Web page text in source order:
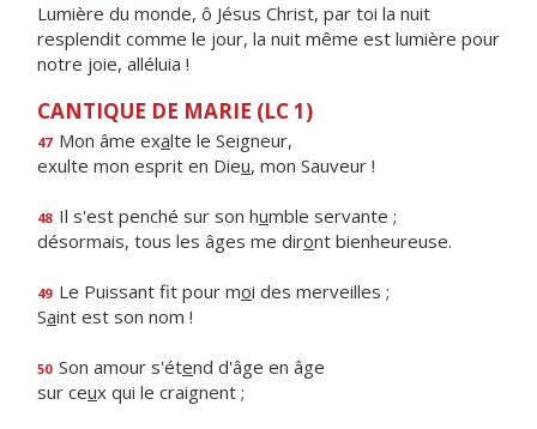
Lumière du monde, ô Jésus Christ, par toi la nuit
resplendit comme le jour, la nuit même est lumière pour
notre joie, alléluia !
CANTIQUE DE MARIE (LC 1)
47 Mon âme exalte le Seigneur,
exulte mon esprit en Dieu, mon Sauveur !
48 Il s'est penché sur son humble servante ;
désormais, tous les âges me diront bienheureuse.
49 Le Puissant fit pour moi des merveilles ;
Saint est son nom !
50 Son amour s'étend d'âge en âge
sur ceux qui le craignent ;